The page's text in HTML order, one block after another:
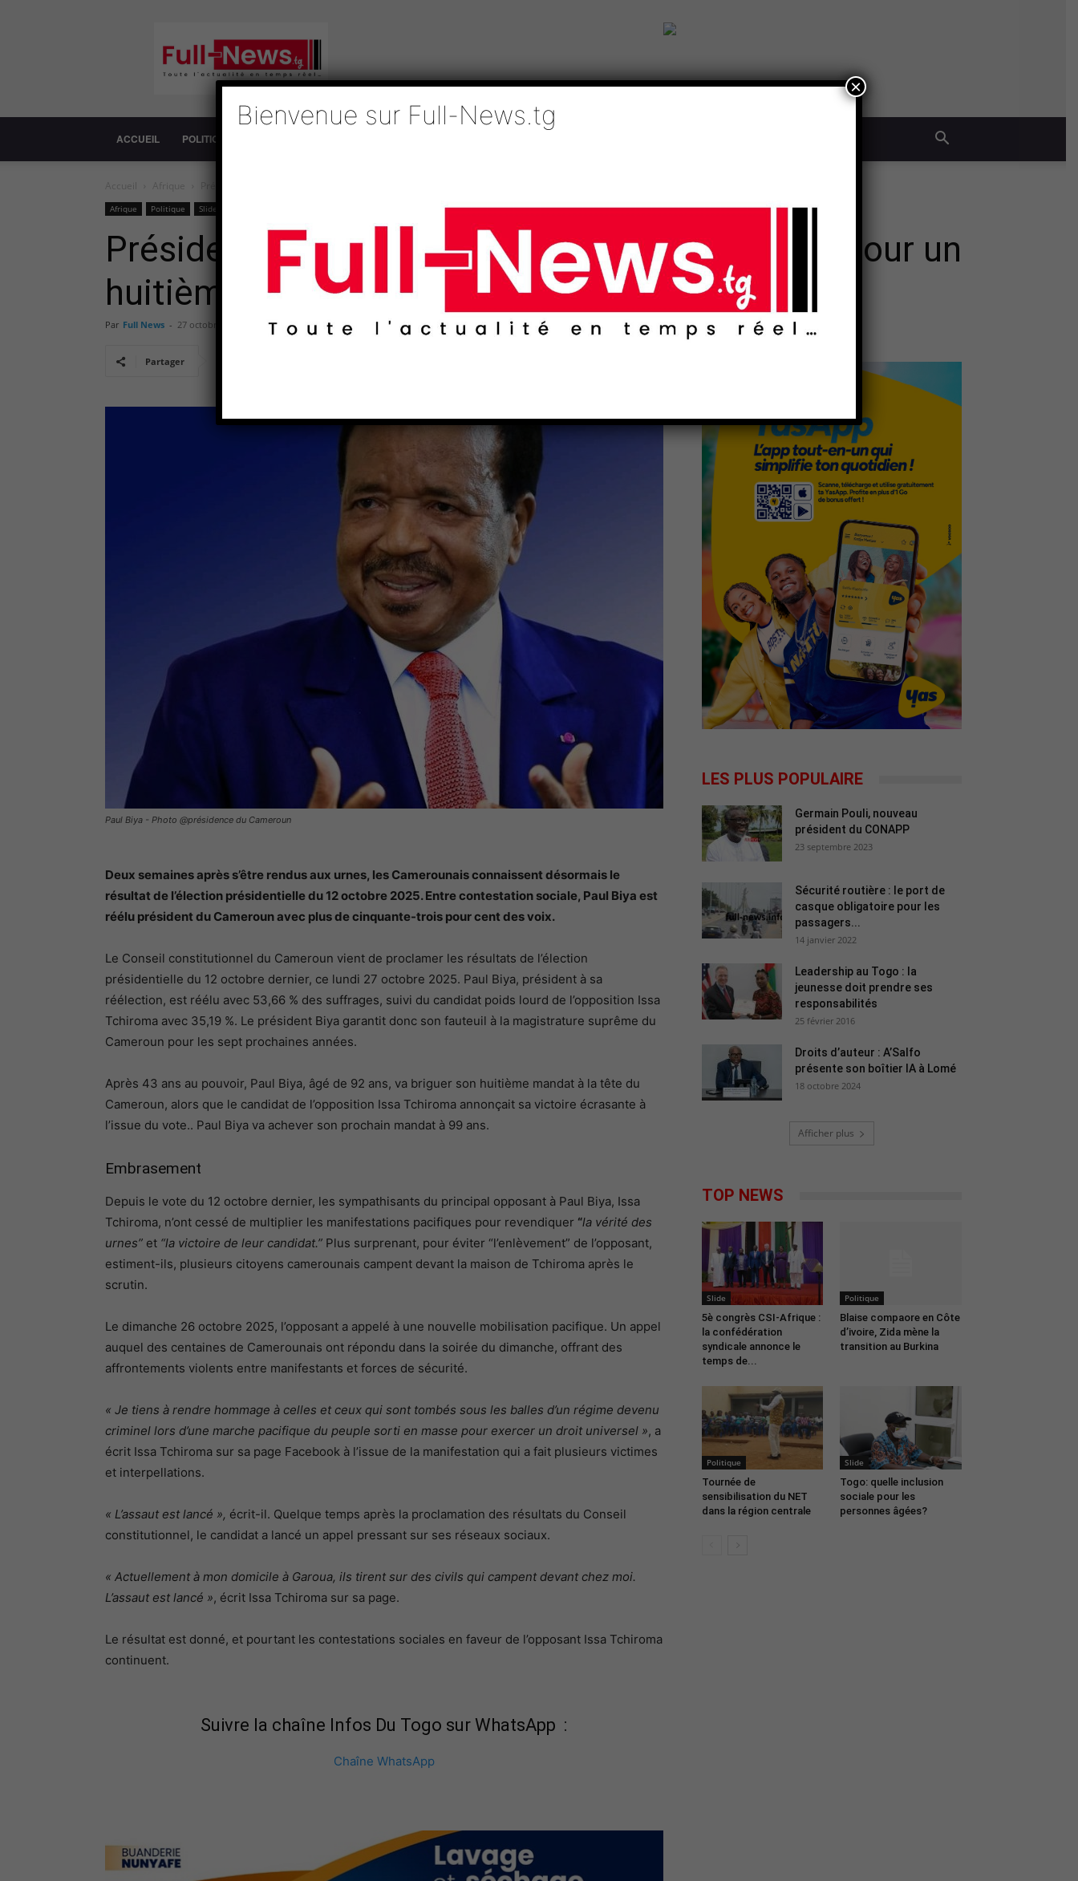
News
ACCUEIL POLITIQUE
Accueil Afrique
Afrique Politique Slide
Présidentielle au Cameroun : Paul Biya rempile pour un
huitième mandat
Par Full News - 27 octobre 2025
Partager
Paul Biya - Photo @présidence du Cameroun
Deux semaines après s’être rendus aux urnes, les Camerounais connaissent désormais le
résultat de l’élection présidentielle du 12 octobre 2025. Entre contestation sociale, Paul Biya est
réélu président du Cameroun avec plus de cinquante-trois pour cent des voix.
Le Conseil constitutionnel du Cameroun vient de proclamer les résultats de l’élection
présidentielle du 12 octobre dernier, ce lundi 27 octobre 2025. Paul Biya, président à sa
réélection, est réélu avec 53,66 % des suffrages, suivi du candidat poids lourd de l’opposition Issa
Tchiroma avec 35,19 %. Le président Biya garantit donc son fauteuil à la magistrature suprême du
Cameroun pour les sept prochaines années.
Après 43 ans au pouvoir, Paul Biya, âgé de 92 ans, va briguer son huitième mandat à la tête du
Cameroun, alors que le candidat de l’opposition Issa Tchiroma annonçait sa victoire écrasante à
l’issue du vote.. Paul Biya va achever son prochain mandat à 99 ans.
Embrasement
Depuis le vote du 12 octobre dernier, les sympathisants du principal opposant à Paul Biya, Issa
Tchiroma, n’ont cessé de multiplier les manifestations pacifiques pour revendiquer “la vérité des
urnes”et “la victoire de leur candidat.”Plus surprenant, pour éviter “l’enlèvement” de l’opposant,
estiment-ils, plusieurs citoyens camerounais campent devant la maison de Tchiroma après le
scrutin.
Le dimanche 26 octobre 2025, l’opposant a appelé à une nouvelle mobilisation pacifique. Un appel
auquel des centaines de Camerounais ont répondu dans la soirée du dimanche, offrant des
affrontements violents entre manifestants et forces de sécurité.
« Je tiens à rendre hommage à celles et ceux qui sont tombés sous les balles d’un régime devenu
criminel lors d’une marche pacifique du peuple sorti en masse pour exercer un droit universel », a
écrit Issa Tchiroma sur sa page Facebook à l’issue de la manifestation qui a fait plusieurs victimes
et interpellations.
« L’assaut est lancé », écrit-il. Quelque temps après la proclamation des résultats du Conseil
constitutionnel, le candidat a lancé un appel pressant sur ses réseaux sociaux.
« Actuellement à mon domicile à Garoua, ils tirent sur des civils qui campent devant chez moi.
L’assaut est lancé », écrit Issa Tchiroma sur sa page.
Le résultat est donné, et pourtant les contestations sociales en faveur de l’opposant Issa Tchiroma
continuent.
Suivre la chaîne Infos Du Togo sur WhatsApp :
Chaîne WhatsApp
LES PLUS POPULAIRE
Germain Pouli, nouveau
président du CONAPP
23 septembre 2023
Sécurité routière : le port de
casque obligatoire pour les
passagers...
14 janvier 2022
Leadership au Togo : la
jeunesse doit prendre ses
responsabilités
25 février 2016
Droits d’auteur : A’Salfo
présente son boîtier IA à Lomé
18 octobre 2024
Afficher plus
TOP NEWS
Slide
5è congrès CSI-Afrique :
la confédération
syndicale annonce le
temps de...
Politique
Blaise compaore en Côte
d’ivoire, Zida mène la
transition au Burkina
Politique
Tournée de
sensibilisation du NET
dans la région centrale
Slide
Togo: quelle inclusion
sociale pour les
personnes âgées?
Bienvenue sur Full-News.tg
×